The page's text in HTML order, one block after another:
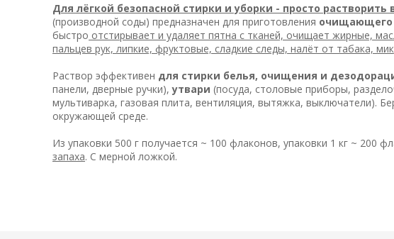
Для лёгкой безопасной стирки и уборки - просто растворить
(производной соды) предназначен для приготовления очищающего
быстро отстирывает и удаляет пятна с тканей, очищает жирные,
пальцев рук, липкие, фруктовые, сладкие следы, налёт от табака,
Раствор эффективен для стирки белья, очищения и
панели, дверные ручки),утвари (посуда, столовые приборы,
мультиварка, газовая плита, вентиляция, вытяжка, выключатели).
окружающей среде.
Из упаковки 500 г получается ~ 100 флаконов, упаковки 1 кг ~ 200
запаха. С мерной ложкой.